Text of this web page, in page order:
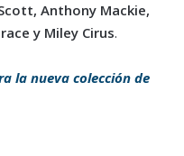
Anthony Mackie,
y Miley Cirus.
la nueva colección de